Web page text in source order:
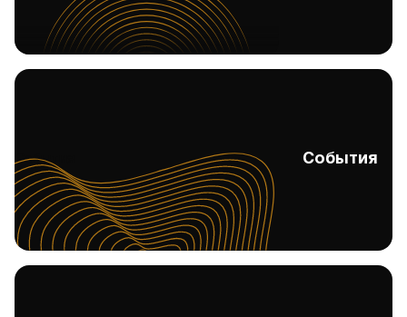
События События